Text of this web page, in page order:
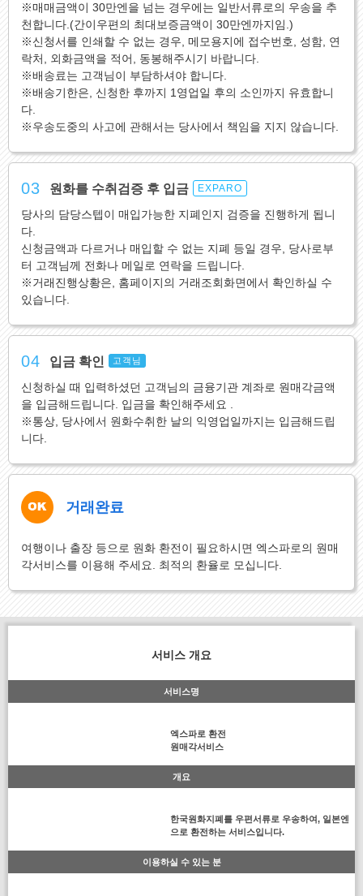
※매매금액이 30만엔을 넘는 경우에는 일반서류로의 우송을 추
천합니다.(간이우편의 최대보증금액이 30만엔까지임.)
※신청서를 인쇄할 수 없는 경우, 메모용지에 접수번호, 성함, 연
락처, 외화금액을 적어, 동봉해주시기 바랍니다.
※배송료는 고객님이 부담하셔야 합니다.
※배송기한은, 신청한 후까지 1영업일 후의 소인까지 유효합니
다.
※우송도중의 사고에 관해서는 당사에서 책임을 지지 않습니다.
03 원화를 수취검증 후 입금 EXPARO
당사의 담당스텝이 매입가능한 지폐인지 검증을 진행하게 됩니
다.
신청금액과 다르거나 매입할 수 없는 지폐 등일 경우, 당사로부
터 고객님께 전화나 메일로 연락을 드립니다.
※거래진행상황은, 홈페이지의 거래조회화면에서 확인하실 수
있습니다.
04 입금 확인 고객님
신청하실 때 입력하셨던 고객님의 금융기관 계좌로 원매각금액
을 입금해드립니다. 입금을 확인해주세요 .
※통상, 당사에서 원화수취한 날의 익영업일까지는 입금해드립
니다.
거래완료
여행이나 출장 등으로 원화 환전이 필요하시면 엑스파로의 원매
각서비스를 이용해 주세요. 최적의 환율로 모십니다.
서비스 개요
서비스명
엑스파로 환전
원매각서비스
개요
한국원화지폐를 우편서류로 우송하여, 일본엔
으로 환전하는 서비스입니다.
이용하실 수 있는 분